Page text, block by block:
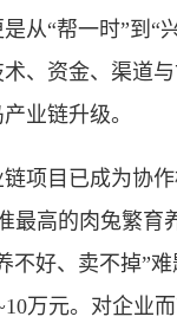
“帮一时”到“
、资金、渠道
业链升级。
目已成为协作
高的肉兔繁
好、卖不掉”
万元。对企业